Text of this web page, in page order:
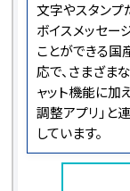
文字やスタンプ
ボイスメッセー
ことができる国
応で、さまざま
ャット機能に加
調整アプリ」と
しています。